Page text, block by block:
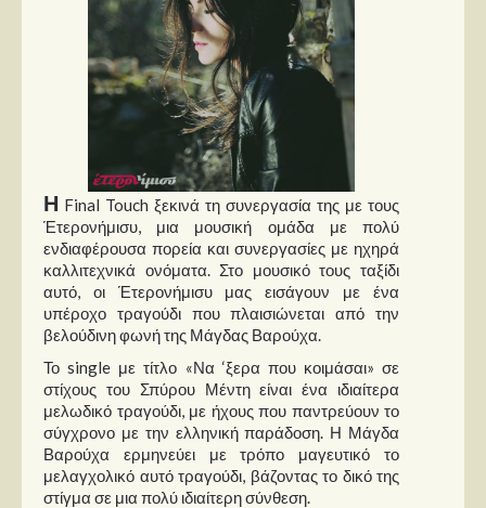
Video News
Καλλιτέχνες
Μουσικοί
Εκτός Συνόρων
Νέα
Στήλες
Polls
Small Talk
Blog
Η Final Touch ξεκινά τη συνεργασία της με τους
Έτερονήμισυ, μια μουσική ομάδα με πολύ
ενδιαφέρουσα πορεία και συνεργασίες με ηχηρά
καλλιτεχνικά ονόματα. Στο μουσικό τους ταξίδι
αυτό, οι Έτερονήμισυ μας εισάγουν με ένα
υπέροχο τραγούδι που πλαισιώνεται από την
βελούδινη φωνή της Μάγδας Βαρούχα.
Το single με τίτλο «Να ‘ξερα που κοιμάσαι» σε
στίχους του Σπύρου Μέντη είναι ένα ιδιαίτερα
μελωδικό τραγούδι, με ήχους που παντρεύουν το
σύγχρονο με την ελληνική παράδοση. Η Μάγδα
Βαρούχα ερμηνεύει με τρόπο μαγευτικό το
μελαγχολικό αυτό τραγούδι, βάζοντας το δικό της
στίγμα σε μια πολύ ιδιαίτερη σύνθεση.